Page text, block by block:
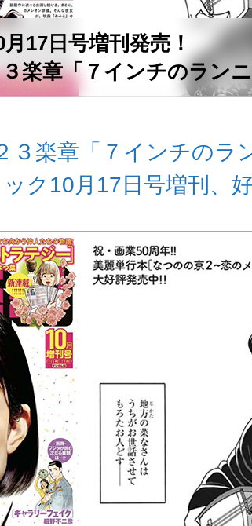
17日号増刊発売！
楽章「７インチのラン
楽章「７インチのラ
ク10月17日号増刊、